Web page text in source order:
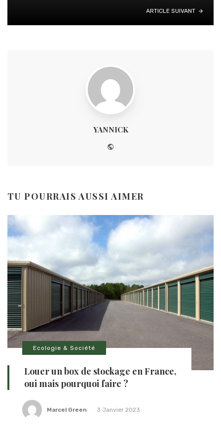
ARTICLE SUIVANT
YANNICK
TU POURRAIS AUSSI AIMER
Ecologie & Société
Louer un box de stockage en France,
oui mais pourquoi faire ?
Marcel Green 3 Janvier 2023